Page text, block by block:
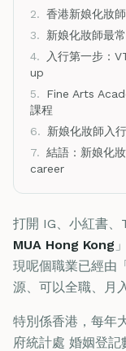
2. 香港新娘化妝
3.
新娘化妝師最
4.
入行第一步：
up
5.
Fine Arts
課程
6.
新娘化妝師入
7. 結語：新娘化
career
打開 IG、小紅書、
MUA Hong Kong
現呢個職業已經由
源、可以全職、月
特別係香港，每年
府統計處 婚姻登